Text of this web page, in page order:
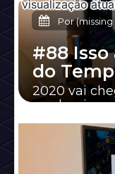
Por
#88 Isso
do
2020 vai
predomina